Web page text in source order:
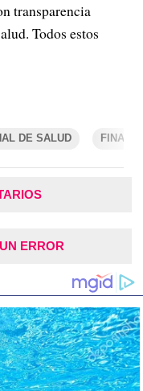
transparencia
Todos estos
DE SALUD
ERROR